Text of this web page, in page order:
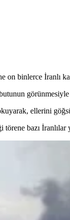
on binlerce İranlı
ellerini
bazı İranlılar